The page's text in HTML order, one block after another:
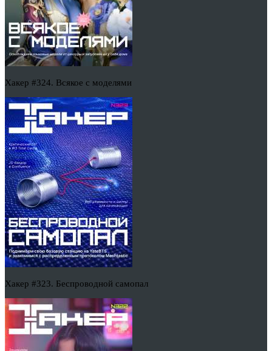
Хакер #324. Всякое с моделями
Хакер #323. Беспроводной самопал